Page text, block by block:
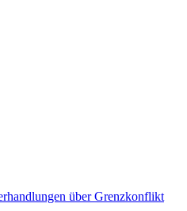
über Grenzkonflikt